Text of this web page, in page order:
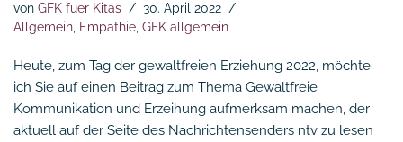
von GFK fuer Kitas
30. April 2022
Allgemein, Empathie, GFK allgemein
Heute, zum Tag der gewaltfreien Erziehung 2022, möchte
ich Sie auf einen Beitrag zum Thema Gewaltfreie
Kommunikation und Erzeihung aufmerksam machen, der
aktuell auf der Seite des Nachrichtensenders ntv zu lesen